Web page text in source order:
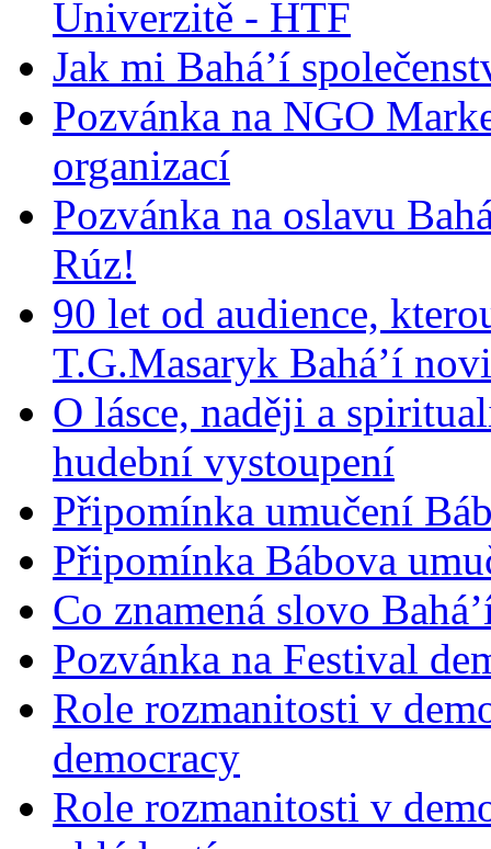
Univerzitě - HTF
Jak mi Bahá’í
Pozvánka na NGO
organizací
Pozvánka na oslavu
Rúz!
90 let od audience,
T.G.Masaryk Bahá’í
O lásce, naději a
hudební vystoupení
Připomínka umučení
Připomínka Bábova
Co znamená slovo
Pozvánka na Festival
Role rozmanitosti v
democracy
Role rozmanitosti v